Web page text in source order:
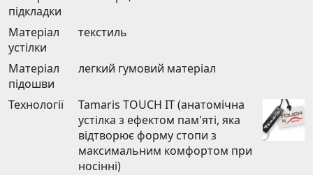
підкладки
Матеріал
устілки
текстиль
Матеріал
підошви
легкий гумовий матеріал
Технології
Tamaris TOUCH IT (анатомічна
устілка з ефектом пам'яті, яка
відтворює форму стопи з
максимальним комфортом при
носінні)